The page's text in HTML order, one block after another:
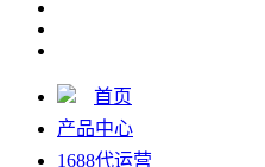
首页
产品中心
1688代运营